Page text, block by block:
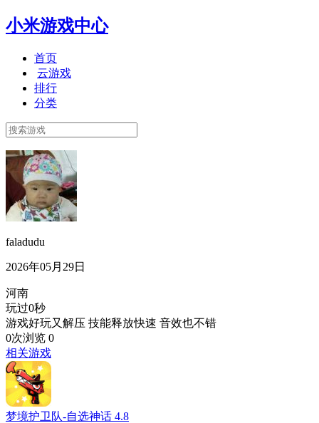
小米游戏中心
首页
云游戏
排行
分类
faladudu
2026年05月29日
河南
玩过0秒
游戏好玩又解压 技能释放快速 音效也不错
0次浏览 0
相关游戏
梦境护卫队-自选神话 4.8